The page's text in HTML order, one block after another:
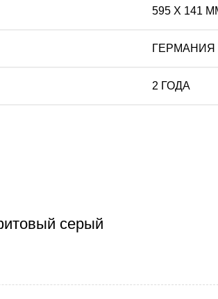
595 Х 141
ГЕРМАНИЯ
2 ГОДА
серый